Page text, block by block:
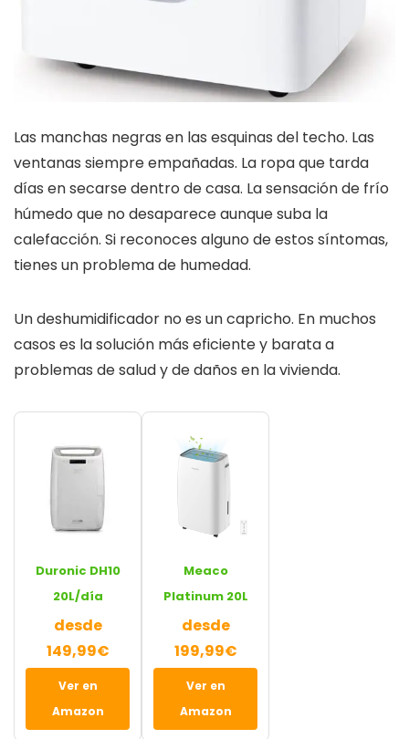
Las manchas negras en las esquinas del techo. Las
ventanas siempre empañadas. La ropa que tarda
días en secarse dentro de casa. La sensación de frío
húmedo que no desaparece aunque suba la
calefacción. Si reconoces alguno de estos síntomas,
tienes un problema de humedad.
Un deshumidificador no es un capricho. En muchos
casos es la solución más eficiente y barata a
problemas de salud y de daños en la vivienda.
Duronic DH10
20L/día
desde
149,99€
Ver en
Amazon
Meaco
Platinum 20L
desde
199,99€
Ver en
Amazon